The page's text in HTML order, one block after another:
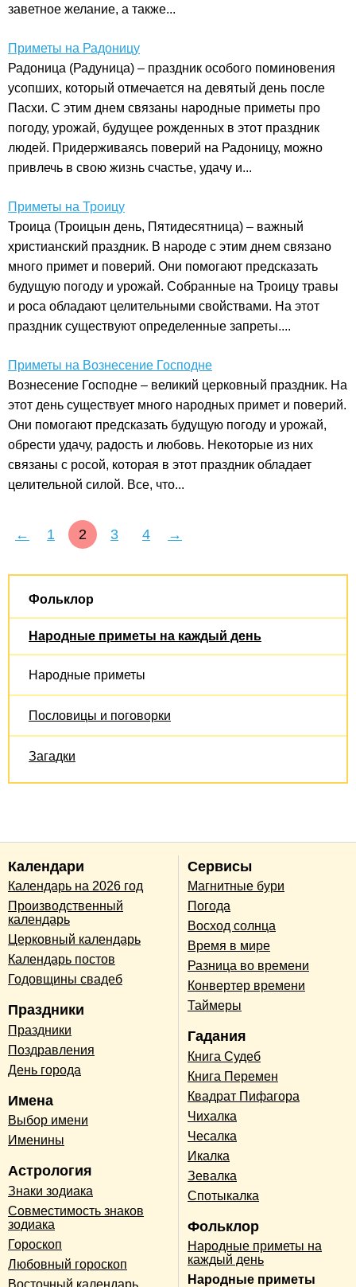
заветное желание, а также...
Приметы на Радоницу
Радоница (Радуница) – праздник особого поминовения
усопших, который отмечается на девятый день после
Пасхи. С этим днем связаны народные приметы про
погоду, урожай, будущее рожденных в этот праздник
людей. Придерживаясь поверий на Радоницу, можно
привлечь в свою жизнь счастье, удачу и...
Приметы на Троицу
Троица (Троицын день, Пятидесятница) – важный
христианский праздник. В народе с этим днем связано
много примет и поверий. Они помогают предсказать
будущую погоду и урожай. Собранные на Троицу травы
и роса обладают целительными свойствами. На этот
праздник существуют определенные запреты....
Приметы на Вознесение Господне
Вознесение Господне – великий церковный праздник. На
этот день существует много народных примет и поверий.
Они помогают предсказать будущую погоду и урожай,
обрести удачу, радость и любовь. Некоторые из них
связаны с росой, которая в этот праздник обладает
целительной силой. Все, что...
← 1 2 3 4 →
Фольклор
Народные приметы на каждый день
Народные приметы
Пословицы и поговорки
Загадки
Календари
Календарь на 2026 год
Производственный
календарь
Церковный календарь
Календарь постов
Годовщины свадеб
Праздники
Праздники
Поздравления
День города
Имена
Выбор имени
Именины
Астрология
Знаки зодиака
Совместимость знаков
зодиака
Гороскоп
Любовный гороскоп
Сервисы
Магнитные бури
Погода
Восход солнца
Время в мире
Разница во времени
Конвертер времени
Таймеры
Гадания
Книга Судеб
Книга Перемен
Квадрат Пифагора
Чихалка
Чесалка
Икалка
Зевалка
Спотыкалка
Фольклор
Народные приметы на
каждый день
Народные приметы